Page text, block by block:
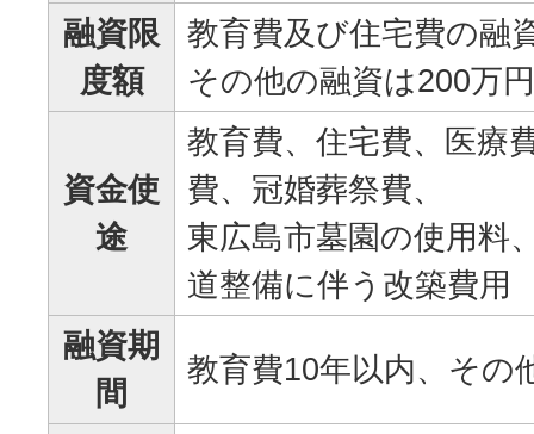
融資限
度額
教育費及び住宅費の融
その他の融資は200万
資金使
途
教育費、住宅費、医療
費、冠婚葬祭費、
東広島市墓園の使用料
道整備に伴う改築費用
融資期
間
教育費10年以内、その